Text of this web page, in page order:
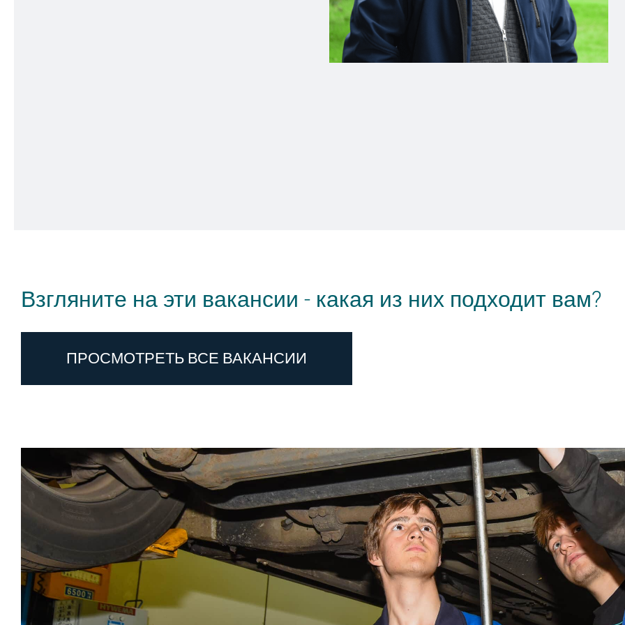
Взгляните на эти вакансии - какая из них подходит вам?
ПРОСМОТРЕТЬ ВСЕ ВАКАНСИИ